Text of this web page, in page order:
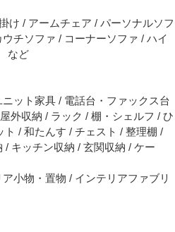
け / アームチェア / パーソナルソフ
チソファ / コーナーソファ / ハイ
など
ット家具 / 電話台・ファックス台
外収納 / ラック / 棚・シェルフ / ひ
/ 和たんす / チェスト / 整理棚 /
キッチン収納 / 玄関収納 / ケー
小物・置物 / インテリアファブリ